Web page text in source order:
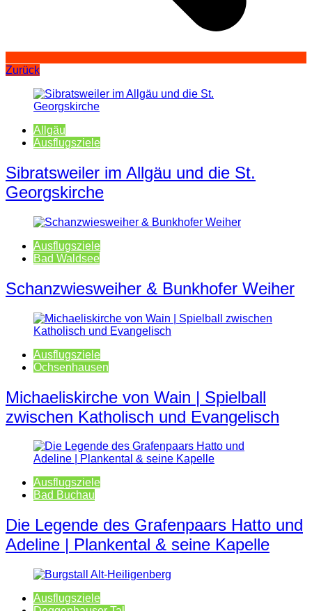
Zurück
Allgäu
Ausflugsziele
Sibratsweiler im Allgäu und die St.
Georgskirche
Ausflugsziele
Bad Waldsee
Schanzwiesweiher & Bunkhofer Weiher
Ausflugsziele
Ochsenhausen
Michaeliskirche von Wain | Spielball
zwischen Katholisch und Evangelisch
Ausflugsziele
Bad Buchau
Die Legende des Grafenpaars Hatto und
Adeline | Plankental & seine Kapelle
Ausflugsziele